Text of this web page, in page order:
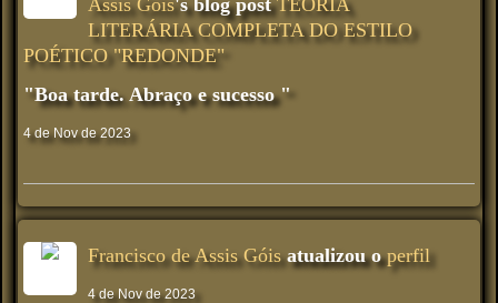
Assis Góis's blog postTEORIA
LITERÁRIA COMPLETA DO ESTILO
POÉTICO "REDONDE"
"Boa tarde. Abraço e sucesso "
4 de Nov de 2023
Francisco de Assis Góisatualizou operfil
4 de Nov de 2023